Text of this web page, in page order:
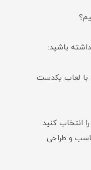
باشید:
لعاب یکدست
انتخاب کنید
و طراحی